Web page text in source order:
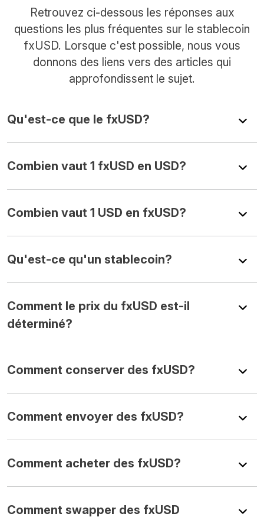
Retrouvez ci-dessous les réponses aux
questions les plus fréquentes sur le stablecoin
fxUSD. Lorsque c'est possible, nous vous
donnons des liens vers des articles qui
approfondissent le sujet.
Qu'est-ce que le fxUSD?
Combien vaut 1 fxUSD en USD?
Combien vaut 1 USD en fxUSD?
Qu'est-ce qu'un stablecoin?
Comment le prix du fxUSD est-il
déterminé?
Comment conserver des fxUSD?
Comment envoyer des fxUSD?
Comment acheter des fxUSD?
Comment swapper des fxUSD